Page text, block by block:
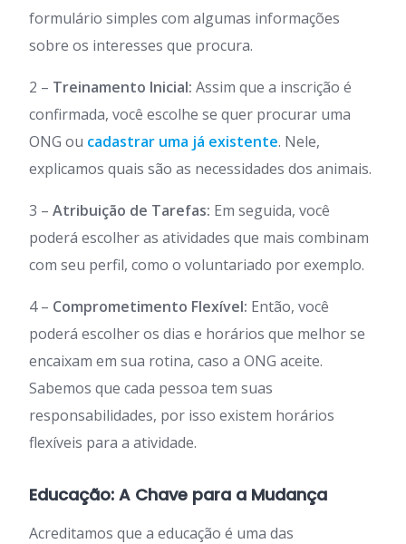
formulário simples com algumas informações
sobre os interesses que procura.
2 – Treinamento Inicial: Assim que a inscrição é
confirmada, você escolhe se quer procurar uma
ONG ou cadastrar uma já existente. Nele,
explicamos quais são as necessidades dos animais.
3 – Atribuição de Tarefas: Em seguida, você
poderá escolher as atividades que mais combinam
com seu perfil, como o voluntariado por exemplo.
4 – Comprometimento Flexível: Então, você
poderá escolher os dias e horários que melhor se
encaixam em sua rotina, caso a ONG aceite.
Sabemos que cada pessoa tem suas
responsabilidades, por isso existem horários
flexíveis para a atividade.
Educação: A Chave para a Mudança
Acreditamos que a educação é uma das